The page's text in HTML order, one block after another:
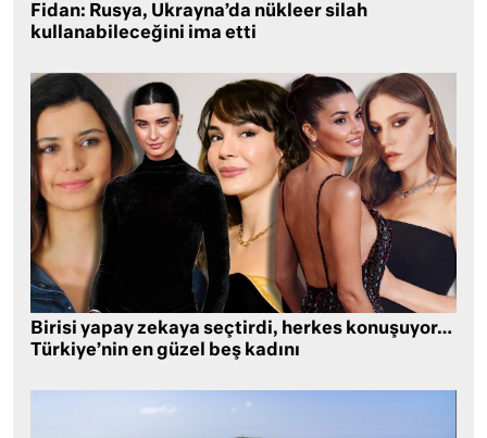
Fidan: Rusya, Ukrayna’da nükleer silah
kullanabileceğini ima etti
Birisi yapay zekaya seçtirdi, herkes konuşuyor…
Türkiye’nin en güzel beş kadını